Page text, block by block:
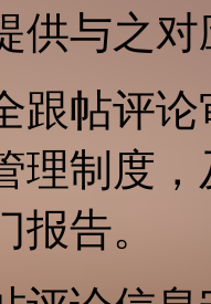
供与之
跟帖评
理制度
告。